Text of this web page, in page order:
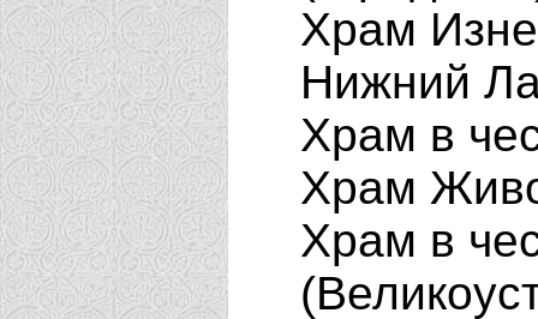
Храм
Нижний
Храм в
Храм
Храм в